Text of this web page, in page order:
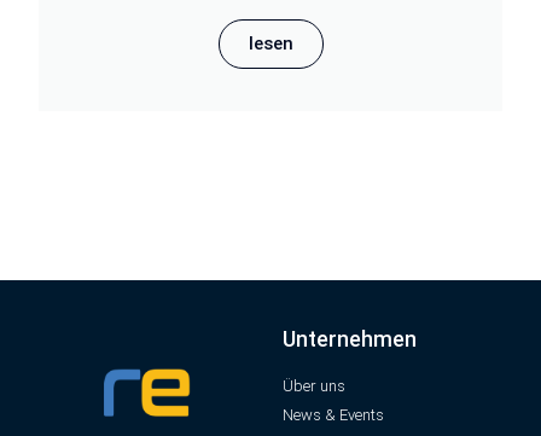
lesen
Unternehmen
Über uns
News & Events